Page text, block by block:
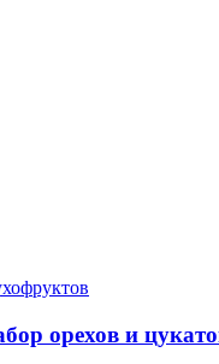
орехов и